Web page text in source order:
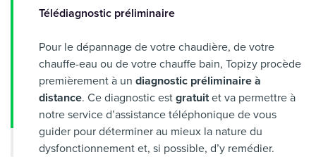
Télédiagnostic préliminaire
Pour le dépannage de votre chaudière, de votre
chauffe-eau ou de votre chauffe bain, Topizy procède
premièrement à un diagnostic préliminaire à
distance. Ce diagnostic estgratuitet va permettre à
notre service d’assistance téléphonique de vous
guider pour déterminer au mieux la nature du
dysfonctionnement et, si possible, d’y remédier.